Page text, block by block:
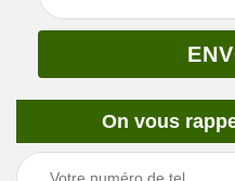
On vous